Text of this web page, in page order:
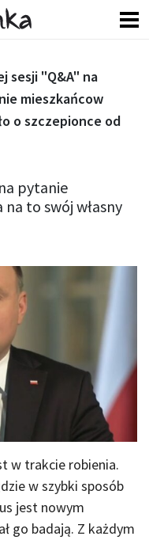
pytanie
to swój własny
sesji "Q&A" na
mieszkańcow
o szczepionce od
w trakcie robienia.
w szybki sposób
jest nowym
go badają. Z każdym